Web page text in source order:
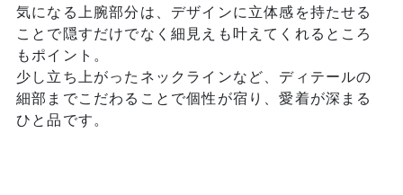
気になる上腕部分は、デザインに立体感を持たせる
ことで隠すだけでなく細見えも叶えてくれるところ
もポイント。
少し立ち上がったネックラインなど、ディテールの
細部までこだわることで個性が宿り、愛着が深まる
ひと品です。